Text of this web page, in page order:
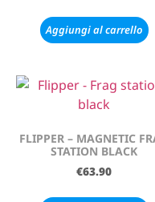
Aggiungi al carrello
FLIPPER – MAGNETIC
STATION BLACK
€63.90